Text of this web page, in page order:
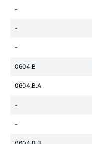
-
-
-
0604.B
0604.B.A
-
-